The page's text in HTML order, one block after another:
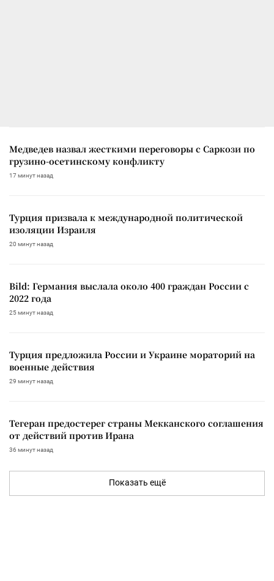
Медведев назвал жесткими переговоры с Саркози по
грузино-осетинскому конфликту
17 минут назад
Турция призвала к международной политической
изоляции Израиля
20 минут назад
Bild: Германия выслала около 400 граждан России с
2022 года
25 минут назад
Турция предложила России и Украине мораторий на
военные действия
29 минут назад
Тегеран предостерег страны Мекканского соглашения
от действий против Ирана
36 минут назад
Показать ещё